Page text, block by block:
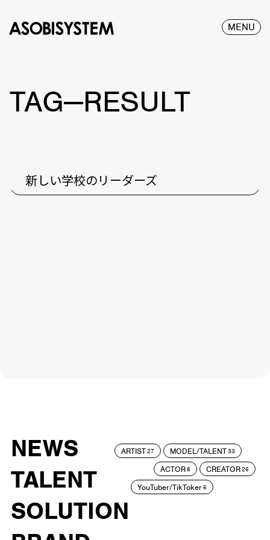
MENU
TAG—RESULT
新しい学校のリーダーズ
NEWS
TALENT
SOLUTION
ARTIST27 MODEL/TALENT33
ACTOR8 CREATOR26
YouTuber/TikToker6